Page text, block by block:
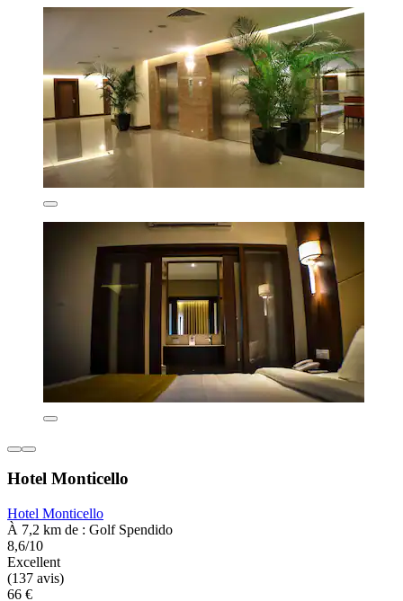
Hotel Monticello
Hotel Monticello
À 7,2 km de : Golf Spendido
8,6/10
Excellent
(137 avis)
66 €